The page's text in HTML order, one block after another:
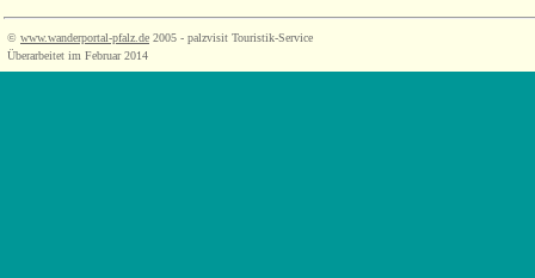
© www.wanderportal-pfalz.de 2005 - palzvisit Touristik-Service
Überarbeitet im Februar 2014